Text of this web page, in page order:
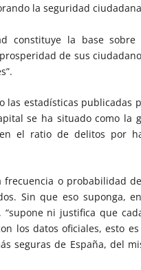
la seguridad
constituye la base
de sus
las estadísticas
se ha situado como la
el ratio de delitos por
frecuencia o probabilidad
Sin que eso suponga,
“supone ni justifica que
los datos oficiales, esto
seguras de España, del